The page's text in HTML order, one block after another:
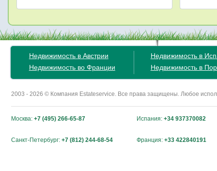
Недвижимость в Австрии
Недвижимость во Франции
Недвижимость в
Недвижимость в
2003 - 2026 © Компания Estateservice. Все права защищены. Любое
Москва: +7 (495) 266-65-87 Испания: +34 937370082
Санкт-Петербург: +7 (812) 244-68-54 Франция: +33 422840191